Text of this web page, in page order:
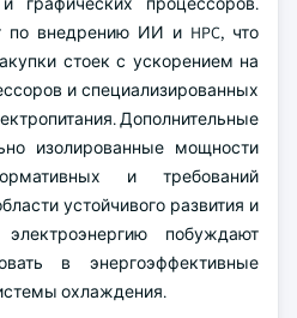
по внедрению ИИ и HPC, что
стоек с ускорением на
и специализированных
Дополнительные
изолированные мощности
и требований
устойчивого развития и
побуждают
в энергоэффективные
охлаждения.